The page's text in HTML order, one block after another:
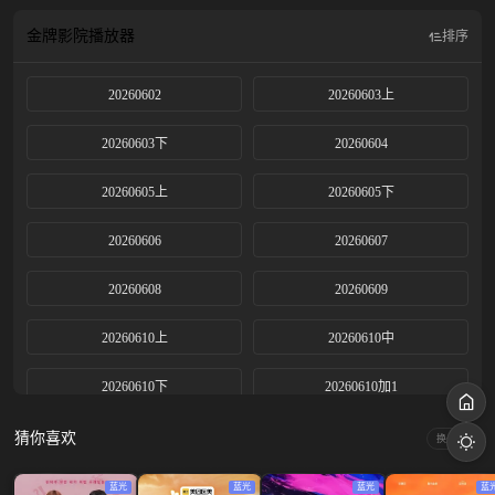
金牌影院播放器 排序
20260602 20260603上
20260603下 20260604
20260605上 20260605下
20260606 20260607
20260608 20260609
20260610上 20260610中
20260610下 20260610加1
20260611下 20260612上
猜你喜欢 换一换
蓝光 蓝光 蓝光 蓝